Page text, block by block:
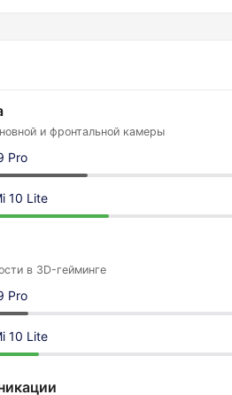
и фронтальной камеры
Pro
10 Lite
в 3D-гейминге
Pro
10 Lite